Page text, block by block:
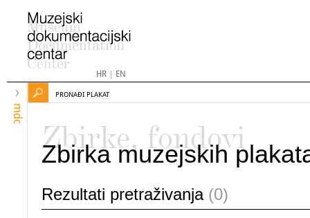
HR| EN
mdc
PRONAĐI PLAKAT
Zbirke, fondovi
Zbirka muzejskih
Rezultati pretraživanja (0)